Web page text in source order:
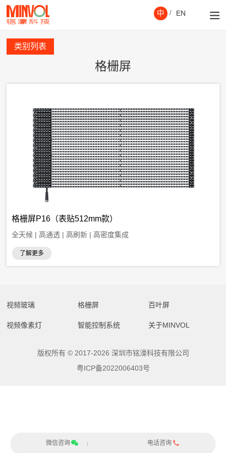
中 / EN
类别列表
格栅屏
格栅屏P16（表贴512mm款）
全天候 | 高通透 | 高刷新 | 高密度集成
了解更多
视频玻璃 格栅屏 百叶屏
视频像素灯 智能控制系统 关于MINVOL
版权所有 © 2017-2026 深圳市铭濠科技有限公司
粤ICP备2022006403号
微信咨询 电话咨询